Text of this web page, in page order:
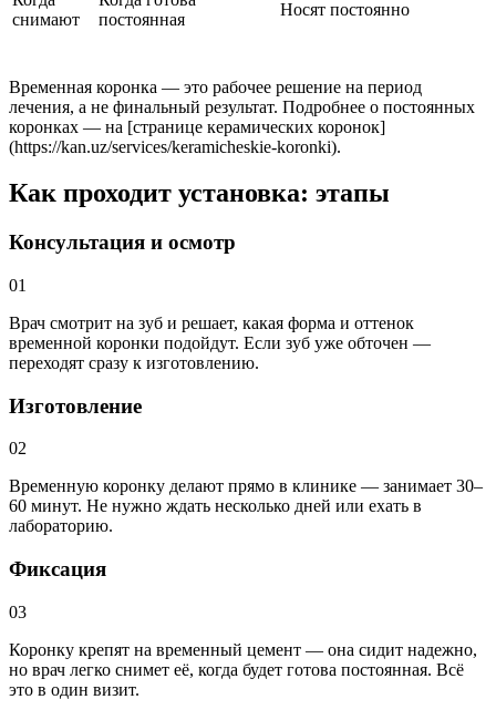
снимают
постоянная
Носят постоянно
Временная коронка — это рабочее решение на период
лечения, а не финальный результат. Подробнее о постоянных
коронках — на [странице керамических коронок]
(https://kan.uz/services/keramicheskie-koronki).
Как проходит установка: этапы
Консультация и осмотр
01
Врач смотрит на зуб и решает, какая форма и оттенок
временной коронки подойдут. Если зуб уже обточен —
переходят сразу к изготовлению.
Изготовление
02
Временную коронку делают прямо в клинике — занимает 30–
60 минут. Не нужно ждать несколько дней или ехать в
лабораторию.
Фиксация
03
Коронку крепят на временный цемент — она сидит надежно,
но врач легко снимет её, когда будет готова постоянная. Всё
это в один визит.